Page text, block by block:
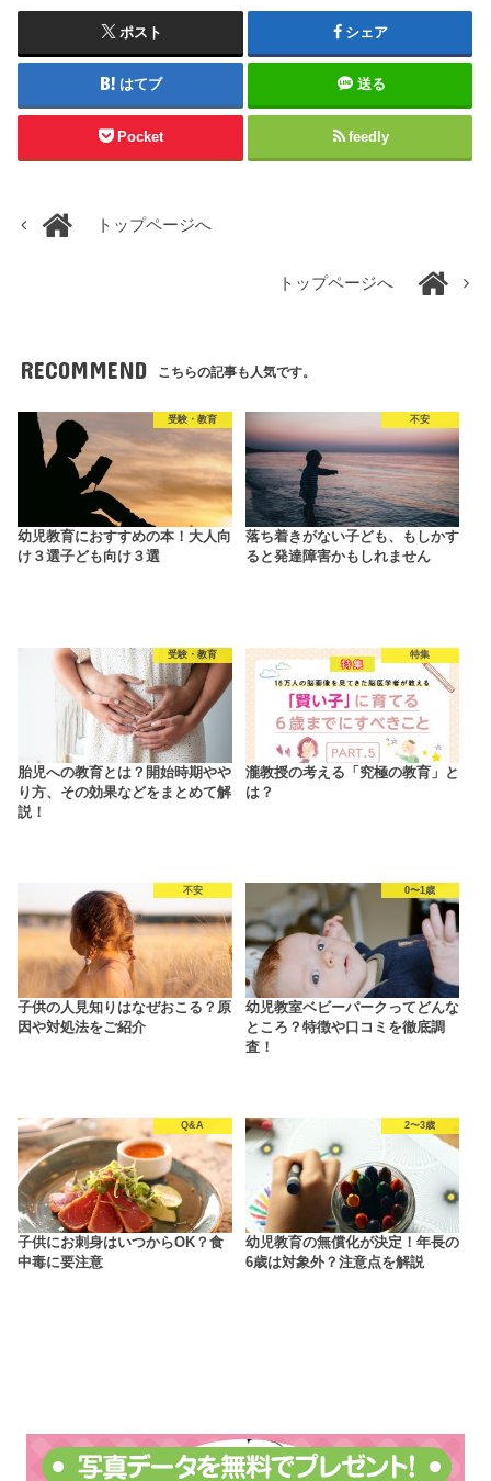
ポスト シェア
はてブ 送る
Pocket feedly
トップページへ
トップページへ
RECOMMEND こちらの記事も人気です。
受験・教育
幼児教育におすすめの本！大人向
け３選子ども向け３選
不安
落ち着きがない子ども、もしかす
ると発達障害かもしれません
受験・教育
胎児への教育とは？開始時期やや
り方、その効果などをまとめて解
説！
特集
瀧教授の考える「究極の教育」と
は？
不安
子供の人見知りはなぜおこる？原
因や対処法をご紹介
0〜1歳
幼児教室ベビーパークってどんな
ところ？特徴や口コミを徹底調
査！
Q&A
子供にお刺身はいつからOK？食
中毒に要注意
2〜3歳
幼児教育の無償化が決定！年長の
6歳は対象外？注意点を解説